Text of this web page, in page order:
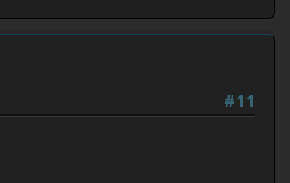
#11